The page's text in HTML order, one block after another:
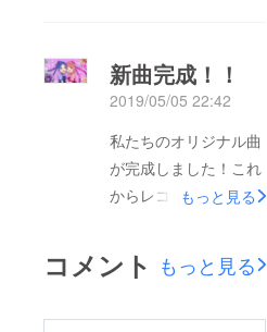
新曲についてまとめた
動画があるのでぜひ見
てください！
新曲完成！！
2019/05/05 22:42
私たちのオリジナル曲
が完成しました！これ
からレコーディングや
援ありがとうございま
す！
もっと見る
コメント もっと見る